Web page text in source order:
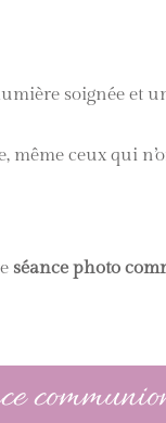
soignée et
ceux qui
séance photo